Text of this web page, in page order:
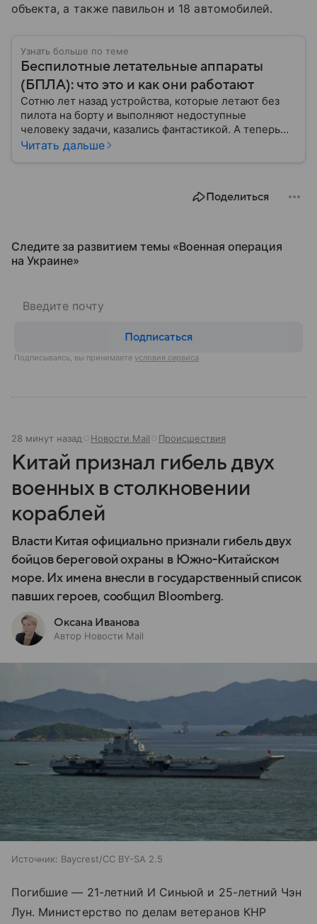
объекта, а также павильон и 18 автомобилей.
Узнать больше по теме
Беспилотные летательные аппараты
(БПЛА): что это и как они работают
Сотню лет назад устройства, которые летают без
пилота на борту и выполняют недоступные
человеку задачи, казались фантастикой. А теперь
они стали реальностью: собрали главное о
Читать дальше
Поделиться
Следите за развитием темы «Военная операция
на Украине»
Подписаться
Подписываясь, вы принимаете условия сервиса
28 минут назад Новости Mail Происшествия
Китай признал гибель двух
военных в столкновении
кораблей
Власти Китая официально признали гибель двух
бойцов береговой охраны в Южно-Китайском
море. Их имена внесли в государственный список
павших героев, сообщил Bloomberg.
Оксана Иванова
Автор Новости Mail
Источник: Baycrest/CC BY-SA 2.5
Погибшие — 21-летний И Синьюй и 25-летний Чэн
Лун. Министерство по делам ветеранов КНР